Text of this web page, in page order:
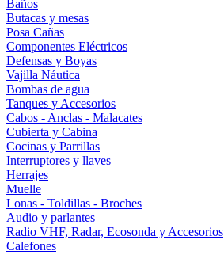
Baños
Butacas y mesas
Posa Cañas
Componentes Eléctricos
Defensas y Boyas
Vajilla Náutica
Bombas de agua
Tanques y Accesorios
Cabos - Anclas - Malacates
Cubierta y Cabina
Cocinas y Parrillas
Interruptores y llaves
Herrajes
Muelle
Lonas - Toldillas - Broches
Audio y parlantes
Radio VHF, Radar, Ecosonda y Accesorios
Calefones